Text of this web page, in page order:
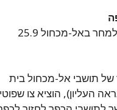
הפעולה למחר באל-מכחול 25.9
תושבי אל-מכחול בית
העליון), הוציא צו שפוטי